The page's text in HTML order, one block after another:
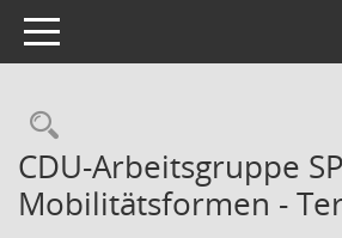
Toggle navigation
Rechercheauswahl
CDU-Arbeitsgruppe
Mobilitätsformen -